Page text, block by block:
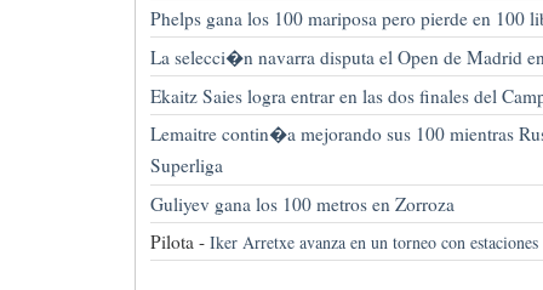
Phelps gana los 100 mariposa pero pierde en 100
La selecci�n navarra disputa el Open de Madrid
Ekaitz Saies logra entrar en las dos finales del
Lemaitre contin�a mejorando sus 100 mientras
Superliga
Guliyev gana los 100 metros en Zorroza
Pilota - Iker Arretxe avanza en un torneo con